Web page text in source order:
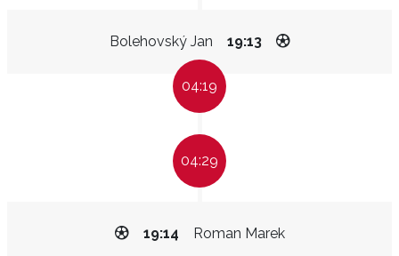
Bolehovský Jan 19:13
04:19
04:29
Roman Marek
19:14